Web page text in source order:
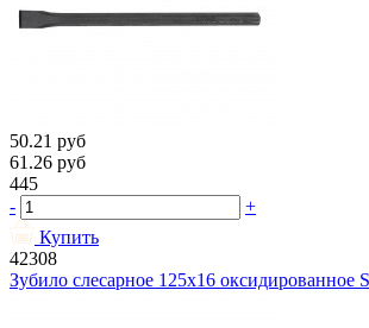
50.21 руб
61.26 руб
445
-
+
Купить
42308
Зубило слесарное 125х16 оксидированное